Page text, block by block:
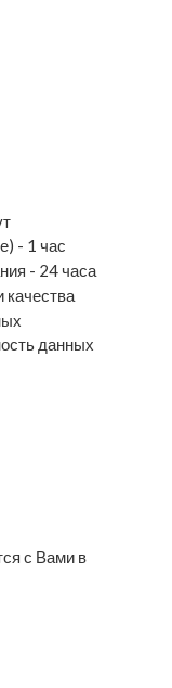
- 1 час
- 24 часа
качества
данных
с Вами в